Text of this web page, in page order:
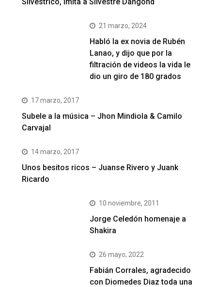
21 marzo, 2024
Habló la ex novia de Rubén
Lanao, y dijo que por la
filtración de videos la vida le
dio un giro de 180 grados
17 marzo, 2017
Subele a la música – Jhon Mindiola & Camilo
Carvajal
14 marzo, 2017
Unos besitos ricos – Juanse Rivero y Juank
Ricardo
10 noviembre, 2011
Jorge Celedón homenaje a
Shakira
26 mayo, 2022
Fabián Corrales, agradecido
con Diomedes Diaz toda una